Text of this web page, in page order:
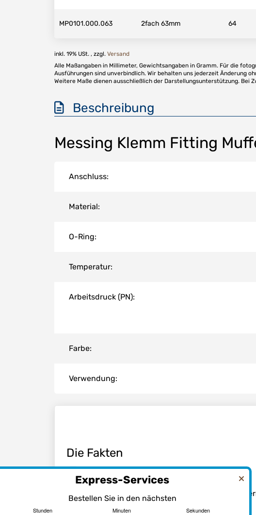
MP0101.000.063 2fach 63mm 64
inkl. 19% USt. , zzgl. Versand
Alle Maßangaben in Millimeter, Gewichtsangaben in Gramm. Für die
Ausführungen sind unverbindlich. Wir behalten uns jederzeit Änderung
Weitere Maße dienen ausschließlich der Darstellungsunterstützung. Bei
Beschreibung
Messing Klemm Fitting
Anschluss:
Material:
O-Ring:
Temperatur:
Arbeitsdruck (PN):
Farbe:
Verwendung:
Die Fakten
Sandstrahloptik
einsetzbar für Kalt- und Warmwasser
geeignet für alle Arten von Wässern,
sowie Flüssigkeiten höherer bzw. niedrigerer
Express-Services
Bestellen Sie in den nächsten
Stunden Minuten Sekunden